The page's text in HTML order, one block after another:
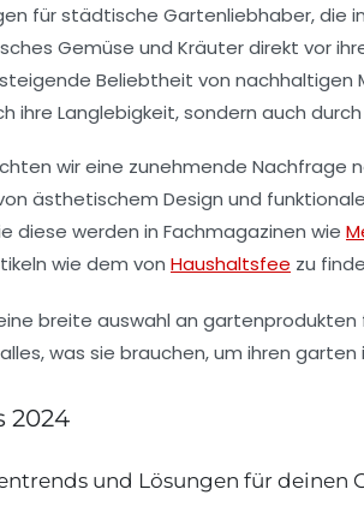
für städtische Gartenliebhaber, die
Gemüse und Kräuter direkt vor
Beliebtheit von nachhaltigen
ihre Langlebigkeit, sondern auch
wir eine zunehmende Nachfrage
ästhetischem Design und
diese werden in Fachmagazinen wie
wie dem von Haushaltsfee zu
2024
und Lösungen für deinen